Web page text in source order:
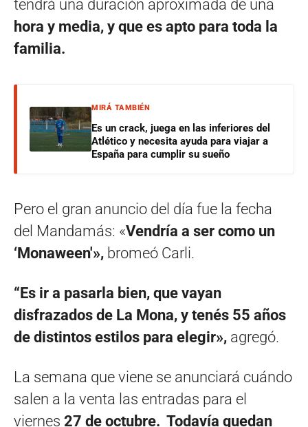
tendrá una duración aproximada de una
hora y media, y que es apto para toda la
familia.
MIRÁ TAMBIÉN
Es un crack, juega en las inferiores del
Atlético y necesita ayuda para viajar a
España para cumplir su sueño
Pero el gran anuncio del día fue la fecha
del Mandamás: «Vendría a ser como un
‘Monaween'», bromeó Carli.
“Es ir a pasarla bien, que vayan
disfrazados de La Mona, y tenés 55 años
de distintos estilos para elegir», agregó.
La semana que viene se anunciará cuándo
salen a la venta las entradas para el
viernes 27 de octubre. Todavía quedan